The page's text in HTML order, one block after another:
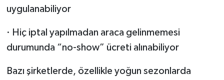
uygulanabiliyor
· Hiç iptal yapılmadan araca gelinmemesi
durumunda “no-show” ücreti alınabiliyor
Bazı şirketlerde, özellikle yoğun sezonlarda